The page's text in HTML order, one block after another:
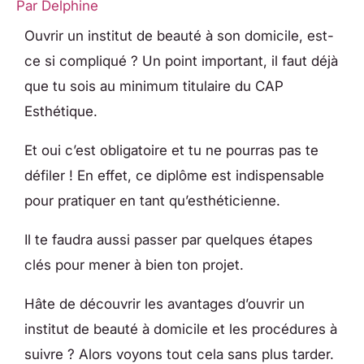
Par Delphine
Ouvrir un institut de beauté à son domicile, est-
ce si compliqué ? Un point important, il faut déjà
que tu sois au minimum titulaire du CAP
Esthétique.
Et oui c’est obligatoire et tu ne pourras pas te
défiler ! En effet, ce diplôme est indispensable
pour pratiquer en tant qu’esthéticienne.
Il te faudra aussi passer par quelques étapes
clés pour mener à bien ton projet.
Hâte de découvrir les avantages d’ouvrir un
institut de beauté à domicile et les procédures à
suivre ? Alors voyons tout cela sans plus tarder.